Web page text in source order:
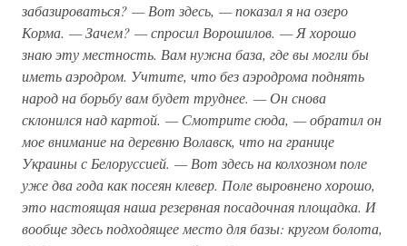
забазироваться? — Вот здесь, — показал я на озеро
Корма. — Зачем? — спросил Ворошилов. — Я хорошо
знаю эту местность. Вам нужна база, где вы могли бы
иметь аэродром. Учтите, что без аэродрома поднять
народ на борьбу вам будет труднее. — Он снова
склонился над картой. — Смотрите сюда, — обратил он
мое внимание на деревню Волавск, что на границе
Украины с Белоруссией. — Вот здесь на колхозном поле
уже два года как посеян клевер. Поле выровнено хорошо,
это настоящая наша резервная посадочная площадка. И
вообще здесь подходящее место для базы: кругом болота,